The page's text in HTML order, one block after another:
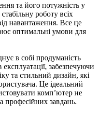
та його потужність у
роботу всіх
навантаження. Все це
оптимальні умови для
в собі продуманість
експлуатації, забезпечуючи
та стильний дизайн, які
Це ідеальний
комп’ютер не
професійних завдань.